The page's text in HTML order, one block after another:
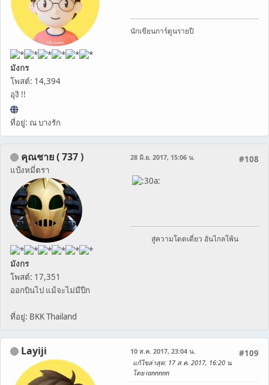
มังกร
โพสต์: 14,394
อุงิ !!
ที่อยู่: ณ บางรัก
นักเขียนการ์ตูนรายปี
คุณชาย ( 737 )
แป้งหมี่ตรา
มังกร
โพสต์: 17,351
ออกบินไป แม้จะไม่มีปีก
ที่อยู่: BKK Thailand
#108
28 มิ.ย. 2017, 15:06 น.
สู่ความโดดเดี่ยว อันไกลโพ้น
Layiji #109
10 ส.ค. 2017, 23:04 น.
แก้ไขล่าสุด: 17 ส.ค. 2017, 16:20 น.
โดย iannnnn